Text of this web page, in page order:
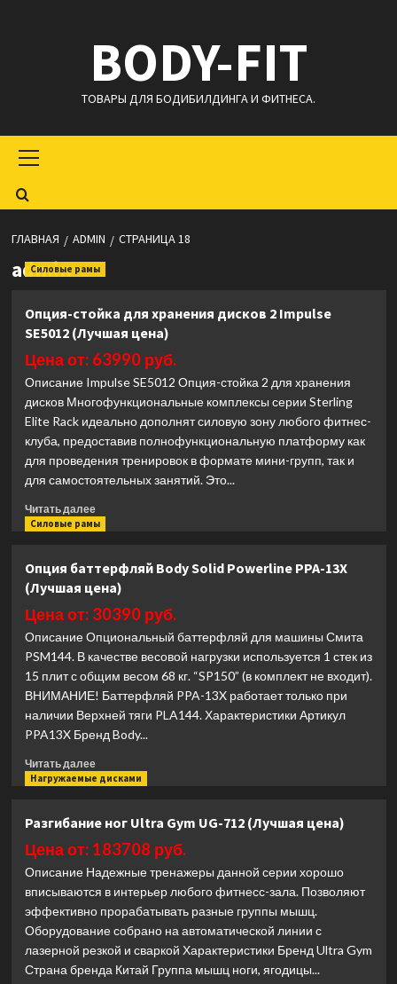
BODY-FIT
ТОВАРЫ ДЛЯ БОДИБИЛДИНГА И ФИТНЕСА.
меню
ГЛАВНАЯ ADMIN СТРАНИЦА 18
admin
Силовые рамы
Опция-стойка для хранения дисков 2 Impulse
SE5012 (Лучшая цена)
Цена от: 63990 руб.
Описание Impulse SE5012 Опция-стойка 2 для хранения
дисков Многофункциональные комплексы серии Sterling
Elite Rack идеально дополнят силовую зону любого фитнес-
клуба, предоставив полнофункциональную платформу как
для проведения тренировок в формате мини-групп, так и
для самостоятельных занятий. Это...
Читать далееПрочитать
больше
стойка
для
хранения
дисков
2
Impulse
SE5012
(Лучшая
цена)
Силовые рамы
Опция баттерфляй Body Solid Powerline PPA-13X
(Лучшая цена)
Цена от: 30390 руб.
Описание Опциональный баттерфляй для машины Смита
PSM144. В качестве весовой нагрузки используется 1 стек из
15 плит с общим весом 68 кг. “SP150” (в комплект не входит).
ВНИМАНИЕ! Баттерфляй PPA-13X работает только при
наличии Верхней тяги PLA144. Характеристики Артикул
PPA13X Бренд Body...
Читать далееПрочитать
больше
баттерфляй
Body
Powerline
PPA-
13X
(Лучшая
цена)
Нагружаемые дисками
Разгибание ног Ultra Gym UG-712 (Лучшая цена)
Цена от: 183708 руб.
Описание Надежные тренажеры данной серии хорошо
вписываются в интерьер любого фитнесс-зала. Позволяют
эффективно прорабатывать разные группы мышц.
Оборудование собрано на автоматической линии с
лазерной резкой и сваркой Характеристики Бренд Ultra Gym
Страна бренда Китай Группа мышц ноги, ягодицы...